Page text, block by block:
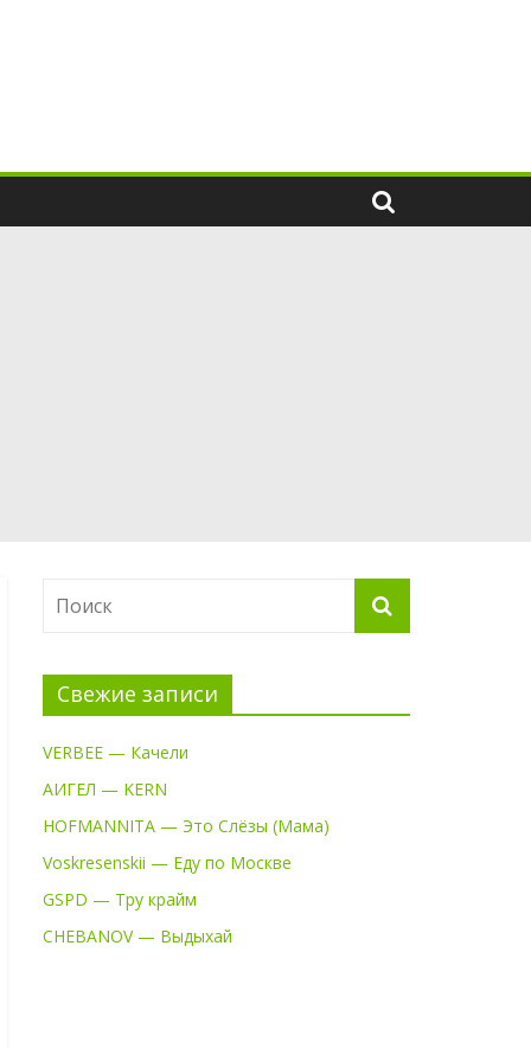
Свежие записи
VERBEE — Качели
АИГЕЛ — KERN
HOFMANNITA — Это Слёзы (Мама)
Voskresenskii — Еду по Москве
GSPD — Тру крайм
CHEBANOV — Выдыхай